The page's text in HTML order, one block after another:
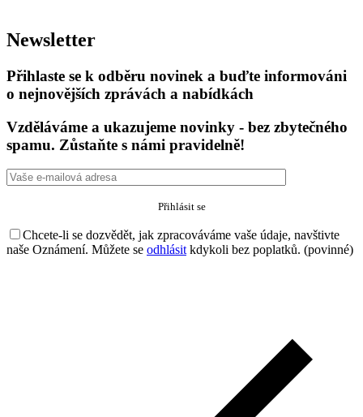
Newsletter
Přihlaste se k odběru novinek a buďte informováni
o nejnovějších zprávách a nabídkách
Vzděláváme a ukazujeme novinky - bez zbytečného
spamu. Zůstaňte s námi pravidelně!
Chcete-li se dozvědět, jak zpracováváme vaše údaje, navštivte
naše Oznámení. Můžete se odhlásit kdykoli bez poplatků. (povinné)